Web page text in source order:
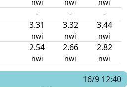
nwi nwi nwi
- -
-
3.31
nwi
3.32
nwi
3.44
nwi
2.54
nwi
2.66
nwi
2.82
nwi
16/9 12:40